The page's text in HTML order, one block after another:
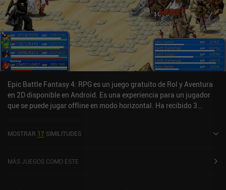
Epic Battle Fantasy 4: RPG es un juego gratuito de Rol y Aventura
en 2D disponible en Android. Es una experiencia para un jugador
que se puede jugar offline en modo horizontal. Ha recibido 3
actual de 4,8 sobre 5,0 en Google Play.
MOSTRAR 17 SIMILITUDES
MÁS JUEGOS COMO ESTE